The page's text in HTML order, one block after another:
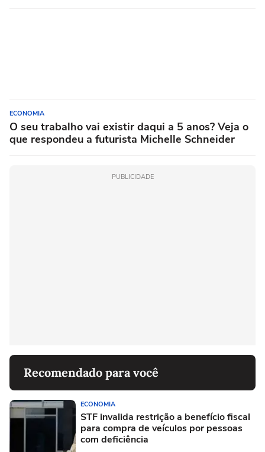
ECONOMIA
O seu trabalho vai existir daqui a 5 anos? Veja o
que respondeu a futurista Michelle Schneider
PUBLICIDADE
Recomendado para você
ECONOMIA
STF invalida restrição a benefício fiscal
para compra de veículos por pessoas
com deficiência